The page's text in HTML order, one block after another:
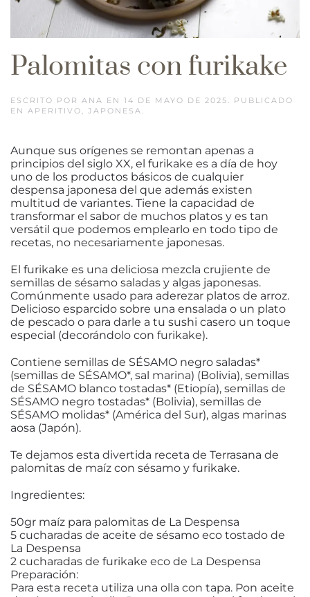
Palomitas con furikake
ESCRITO POR ANA EN 14 DE MAYO DE 2025
. PUBLICADO
EN APERITIVO JAPONESA
Aunque sus orígenes se remontan apenas a
principios del siglo XX, el furikake es a día de hoy
uno de los productos básicos de cualquier
despensa japonesa del que además existen
multitud de variantes. Tiene la capacidad de
transformar el sabor de muchos platos y es tan
versátil que podemos emplearlo en todo tipo de
recetas, no necesariamente japonesas.
El furikake es una deliciosa mezcla crujiente de
semillas de sésamo saladas y algas japonesas.
Comúnmente usado para aderezar platos de arroz.
Delicioso esparcido sobre una ensalada o un plato
de pescado o para darle a tu sushi casero un toque
especial (decorándolo con furikake).
Contiene semillas de SÉSAMO negro saladas*
(semillas de SÉSAMO*, sal marina) (Bolivia), semillas
de SÉSAMO blanco tostadas* (Etiopía), semillas de
SÉSAMO negro tostadas* (Bolivia), semillas de
SÉSAMO molidas* (América del Sur), algas marinas
aosa (Japón).
Te dejamos esta divertida receta de Terrasana de
palomitas de maíz con sésamo y furikake.
Ingredientes:
50gr maíz para palomitas de La Despensa
5 cucharadas de aceite de sésamo eco tostado de
La Despensa
2 cucharadas de furikake eco de La Despensa
Preparación:
Para esta receta utiliza una olla con tapa. Pon aceite